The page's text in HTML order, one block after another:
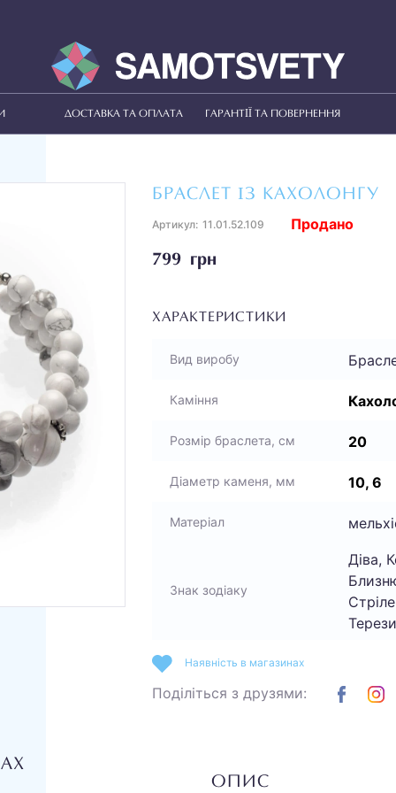
ДОСТАВКА ТА ОПЛАТА ГАРАНТІЇ ТА ПОВЕРНЕННЯ
БРАСЛЕТ ІЗ КАХОЛОНГУ
Артикул: 11.01.52.109
799 грн
Продано
ХАРАКТЕРИСТИКИ
Вид виробу
Каміння
Розмір браслета, см 20
Діаметр каменя, мм 10, 6
Матеріал
Знак зодіаку
Діва,
Наявність в магазинах
Поділіться з друзями:
ОПИС